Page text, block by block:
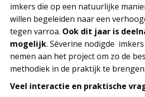
imkers die op een natuurlijke
willen begeleiden naar een
tegen varroa. Ook dit jaar is
mogelijk. Séverine nodigde
nemen aan het project om zo de
methodiek in de praktijk te brengen.
Veel interactie en praktische